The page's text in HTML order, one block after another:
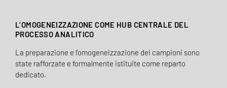
L’OMOGENEIZZAZIONE COME HUB CENTRALE DEL
PROCESSO ANALITICO
La preparazione e l’omogeneizzazione dei campioni sono
state rafforzate e formalmente istituite come reparto
dedicato.